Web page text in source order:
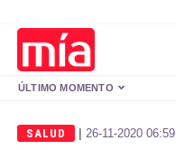
ÚLTIMO MOMENTO
SALUD | 26-11-2020 06:59